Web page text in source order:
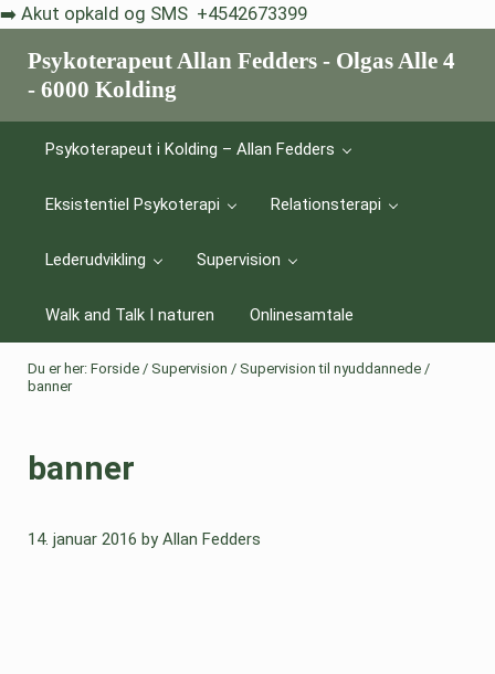
Skip til indhold
Skip to after header navigation
Skip to site footer
➡️ Akut opkald og SMS +4542673399
Psykoterapeut Allan Fedders - Olgas Alle 4
- 6000 Kolding
Psykoterapeut i Kolding – Allan Fedders
Eksistentiel Psykoterapi Relationsterapi
Lederudvikling Supervision
Walk and Talk I naturen Onlinesamtale
Du er her: Forside / Supervision / Supervision til nyuddannede /
banner
banner
14. januar 2016 by Allan Fedders